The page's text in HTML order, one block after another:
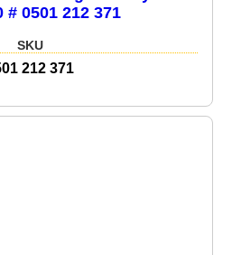
# 0501 212 371
SKU
212 371